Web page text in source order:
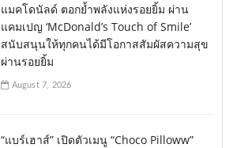
แมคโดนัลด์ ตอกย้ำพลังแห่งรอยยิ้ม ผ่าน
แคมเปญ ‘McDonald’s Touch of Smile’
สนับสนุนให้ทุกคนได้มีโอกาสสัมผัสความสุข
ผ่านรอยยิ้ม
August 7, 2026
“แบร์เฮาส์” เปิดตัวเมนู “Choco Pilloww”